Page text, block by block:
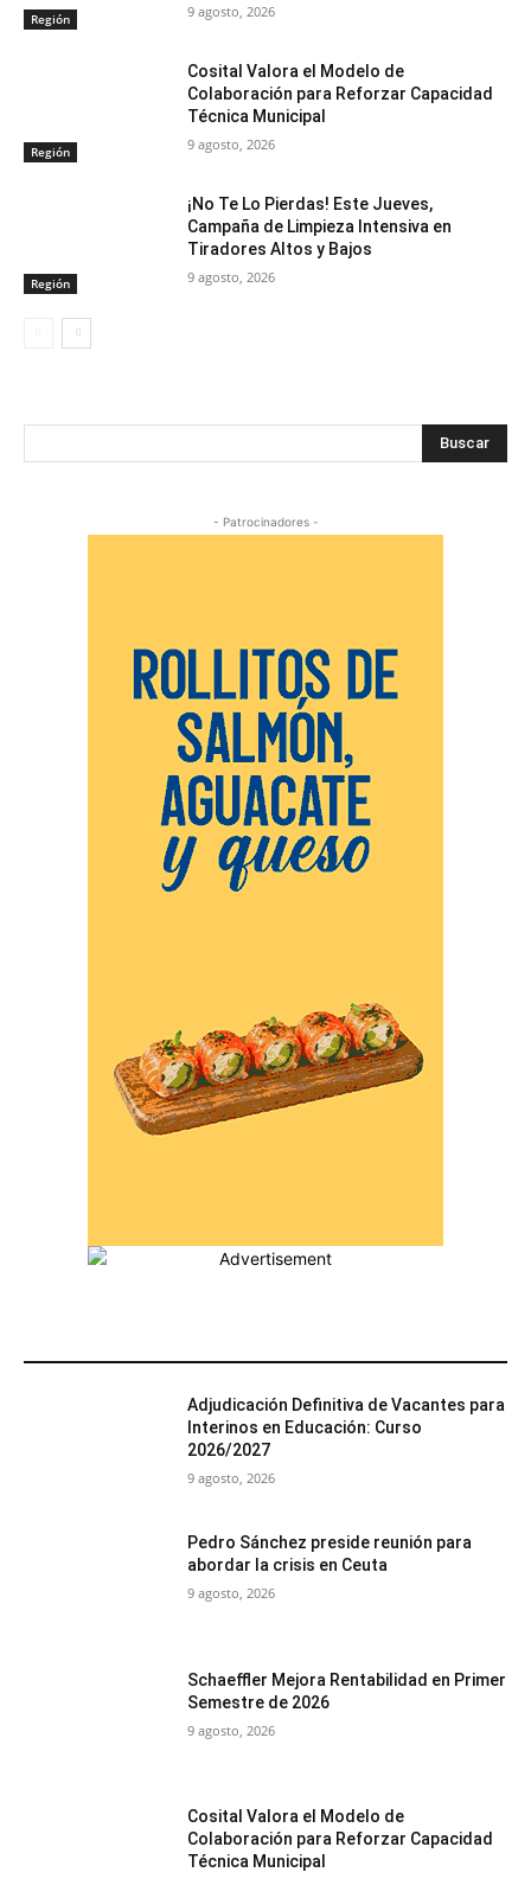
Región 9 agosto, 2026
Región
Cosital Valora el Modelo de
Colaboración para Reforzar Capacidad
Técnica Municipal
9 agosto, 2026
Región
¡No Te Lo Pierdas! Este Jueves,
Campaña de Limpieza Intensiva en
Tiradores Altos y Bajos
9 agosto, 2026
Buscar
- Patrocinadores -
Adjudicación Definitiva de Vacantes para
Interinos en Educación: Curso
2026/2027
9 agosto, 2026
Pedro Sánchez preside reunión para
abordar la crisis en Ceuta
9 agosto, 2026
Schaeffler Mejora Rentabilidad en Primer
Semestre de 2026
9 agosto, 2026
Cosital Valora el Modelo de
Colaboración para Reforzar Capacidad
Técnica Municipal